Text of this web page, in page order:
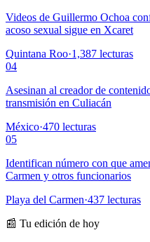
Videos de Guillermo Ochoa
acoso sexual sigue en Xcaret
Quintana Roo·1,387 lecturas
04
Asesinan al creador de
transmisión en Culiacán
México·470 lecturas
05
Identifican número con que
Carmen y otros funcionarios
Playa del Carmen·437 lecturas
📰 Tu edición de hoy